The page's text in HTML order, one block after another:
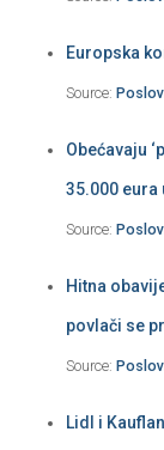
Europska
Source:
Obećavaju
35.000
Source:
Hitna
povlači se
Source:
Lidl i